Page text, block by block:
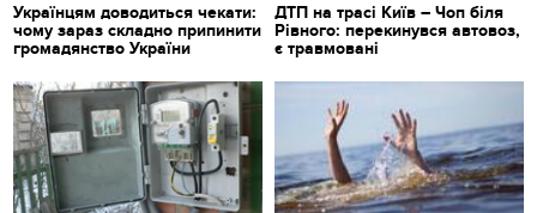
Українцям доводиться чекати:
чому зараз складно припинити
громадянство України
ДТП на трасі Київ – Чоп біля
Рівного: перекинувся автовоз,
є травмовані